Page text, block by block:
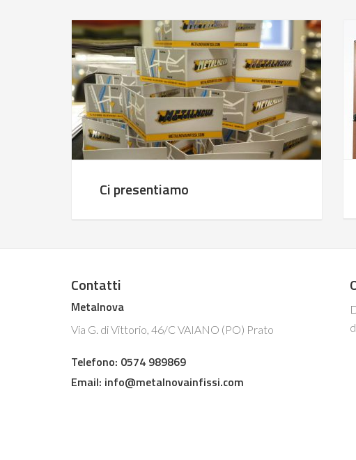
Ci presentiamo
Contatti
Metalnova
Via G. di Vittorio, 46/C VAIANO (PO) Prato
Telefono: 0574 989869
Email: info@metalnovainfissi.com